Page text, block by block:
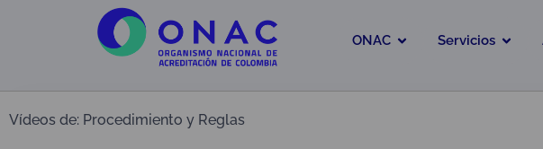
ONAC Servicios
Vídeos de: Procedimiento y Reglas